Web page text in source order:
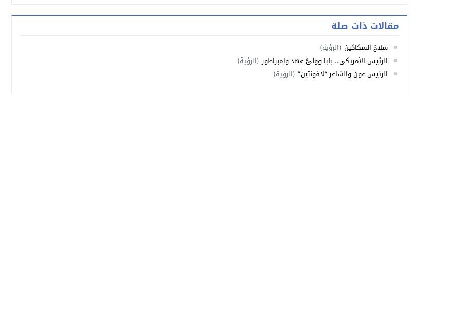
مقالات ذات صلة
سلاحُ السكاكين (الرؤية)
الرئيس الأمريكي.. بابـا ووليُّ عهد وإمبراطور (الرؤية)
الرئيس عون والشاعر “لافونتين” (الرؤية)